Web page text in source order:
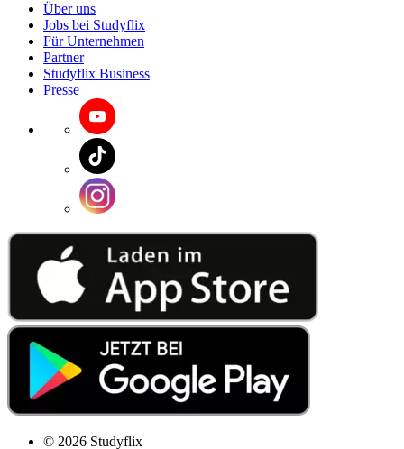
Über uns
Jobs bei Studyflix
Für Unternehmen
Partner
Studyflix Business
Presse
© 2026 Studyflix